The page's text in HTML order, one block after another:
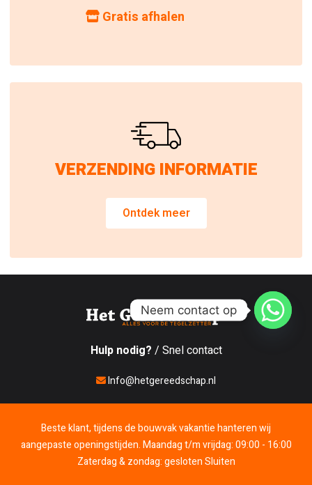
Beste klant, tijdens de bouwvak vakantie hanteren wij
aangepaste openingstijden. Maandag t/m vrijdag: 09:00 - 16:00
Zaterdag & zondag: geslotenSluiten
0
Gratis afhalen
VERZENDING INFORMATIE
Ontdek meer
Hulp nodig? / Snel contact
Info@hetgereedschap.nl
Maandag - Vrijdag: 7:00 - 17:00
Zaterdag: 10:00 - 12:00
Neem contact op